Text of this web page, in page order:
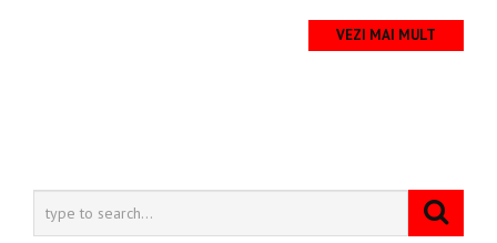
VEZI MAI MULT